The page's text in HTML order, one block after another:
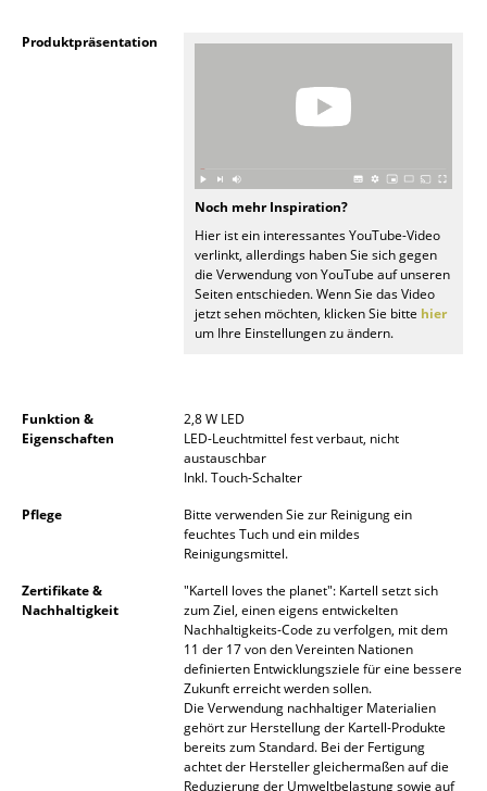
Outdoor-Leuchten
Betten
Einzelbetten
Kinderbetten
Nachttische & Bettzubehör
Produktpräsentation
Noch mehr Inspiration?
Hier ist ein interessantes YouTube-Video
verlinkt, allerdings haben Sie sich gegen
die Verwendung von YouTube auf unseren
Seiten entschieden. Wenn Sie das Video
jetzt sehen möchten, klicken Sie bitte hier
um Ihre Einstellungen zu ändern.
Funktion &
Eigenschaften
2,8 W LED
LED-Leuchtmittel fest verbaut, nicht
austauschbar
Inkl. Touch-Schalter
Pflege
Bitte verwenden Sie zur Reinigung ein
feuchtes Tuch und ein mildes
Reinigungsmittel.
Zertifikate &
Nachhaltigkeit
"Kartell loves the planet": Kartell setzt sich
zum Ziel, einen eigens entwickelten
Nachhaltigkeits-Code zu verfolgen, mit dem
11 der 17 von den Vereinten Nationen
definierten Entwicklungsziele für eine bessere
Zukunft erreicht werden sollen.
Die Verwendung nachhaltiger Materialien
gehört zur Herstellung der Kartell-Produkte
bereits zum Standard. Bei der Fertigung
achtet der Hersteller gleichermaßen auf die
Reduzierung der Umweltbelastung sowie auf